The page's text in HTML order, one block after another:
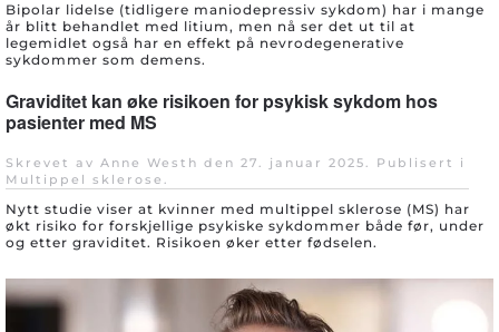
Bipolar lidelse (tidligere maniodepressiv sykdom) har i mange
år blitt behandlet med litium, men nå ser det ut til at
legemidlet også har en effekt på nevrodegenerative
sykdommer som demens.
Graviditet kan øke risikoen for psykisk sykdom hos
pasienter med MS
Skrevet av Anne Westh den 27. januar 2025. Publisert i
Multippel sklerose .
Nytt studie viser at kvinner med multippel sklerose (MS) har
økt risiko for forskjellige psykiske sykdommer både før, under
og etter graviditet. Risikoen øker etter fødselen.